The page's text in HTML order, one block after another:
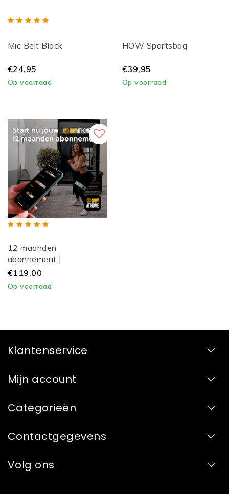
Mic Belt Black
€24,95
Op voorraad
HOW Sportsbag
€39,95
Op voorraad
12 maanden
abonnement |
HOWatHome
€119,00
Op voorraad
Klantenservice
Mijn account
Categorieën
Contactgegevens
Volg ons